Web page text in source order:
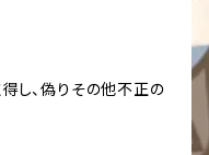
し、偽りその他不正の